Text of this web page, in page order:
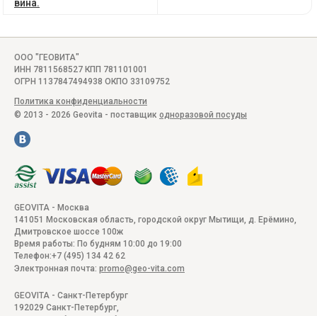
вина.
ООО "ГЕОВИТА"
ИНН 7811568527 КПП 781101001
ОГРН 1137847494938 ОКПО 33109752
Политика конфиденциальности
© 2013 - 2026 Geovita - поставщик одноразовой посуды
GEOVITA - Москва
141051
Московская область, городской округ Мытищи, д. Ерёмино,
Дмитровское шоссе 100ж
Время работы: По будням 10:00 до 19:00
Телефон:+7 (495) 134 42 62
Электронная почта: promo@geo-vita.com
GEOVITA - Санкт-Петербург
192029 Санкт-Петербург,